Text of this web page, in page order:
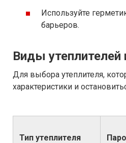
Используйте
барьеров.
Виды утеплителей
Для выбора утеплителя,
характеристики и
Тип утеплителя